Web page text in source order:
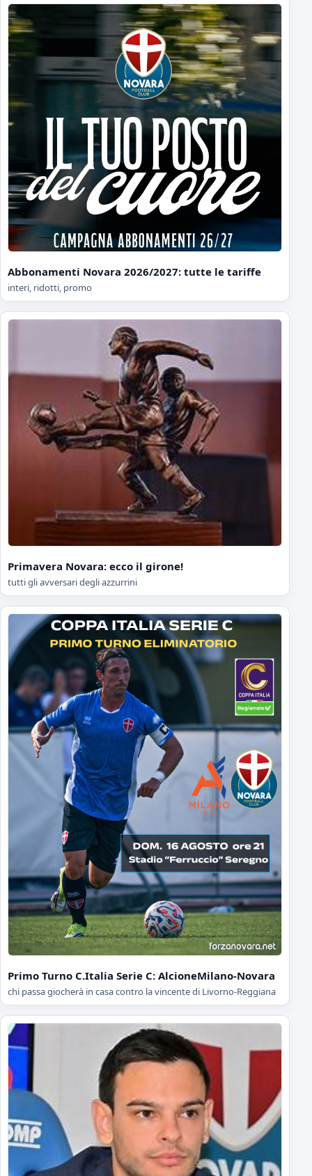
Abbonamenti Novara 2026/2027: tutte le tariffe
interi, ridotti, promo
Primavera Novara: ecco il girone!
tutti gli avversari degli azzurrini
Primo Turno C.Italia Serie C: AlcioneMilano-Novara
chi passa giocherà in casa contro la vincente di Livorno-Reggiana